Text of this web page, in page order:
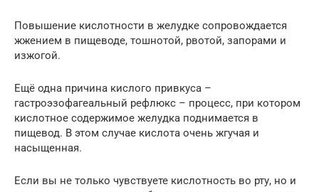
Повышение кислотности в желудке сопровождается
жжением в пищеводе, тошнотой, рвотой, запорами и
изжогой.
Ещё одна причина кислого привкуса –
гастроэзофагеальный рефлюкс – процесс, при котором
кислотное содержимое желудка поднимается в
пищевод. В этом случае кислота очень жгучая и
насыщенная.
Если вы не только чувствуете кислотность во рту, но и